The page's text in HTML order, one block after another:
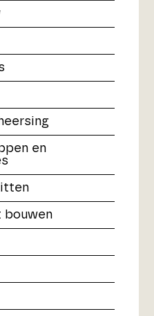
en
bouwen